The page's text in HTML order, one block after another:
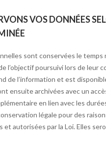
VOS DONNÉES
sont conservées le temps
l’objectif poursuivi lors de leur
de l’information et est
ensuite archivées avec un
en lien avec les
légale pour des
autorisées par la Loi. Elles